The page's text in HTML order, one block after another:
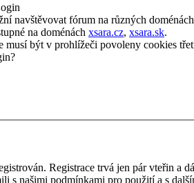
navštěvovat fórum na různých
na doménách xsara.cz, xsara.sk.
musí být v prohlížeči povoleny cookies
Registrace trvá jen pár vteřin a
s našimi podmínkami pro použití a s